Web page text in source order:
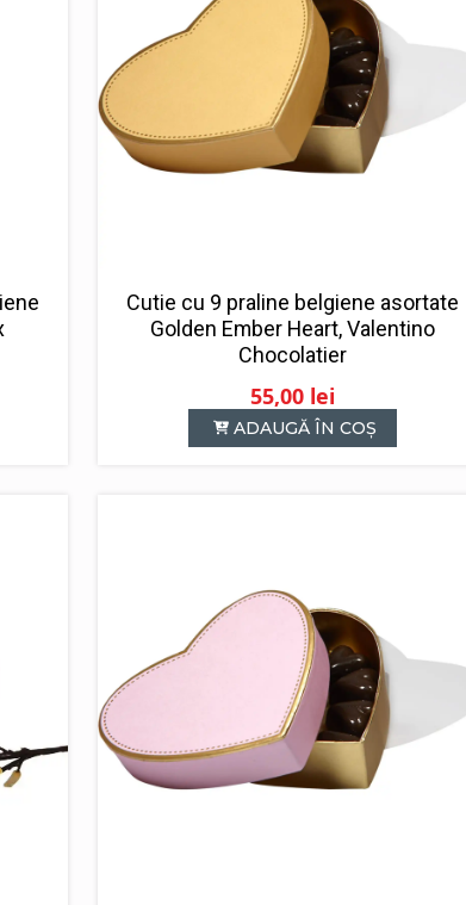
Cutie cu 9 praline belgiene asortate
Golden Ember Heart, Valentino
Chocolatier
55,00 lei
ADAUGĂ ÎN COȘ